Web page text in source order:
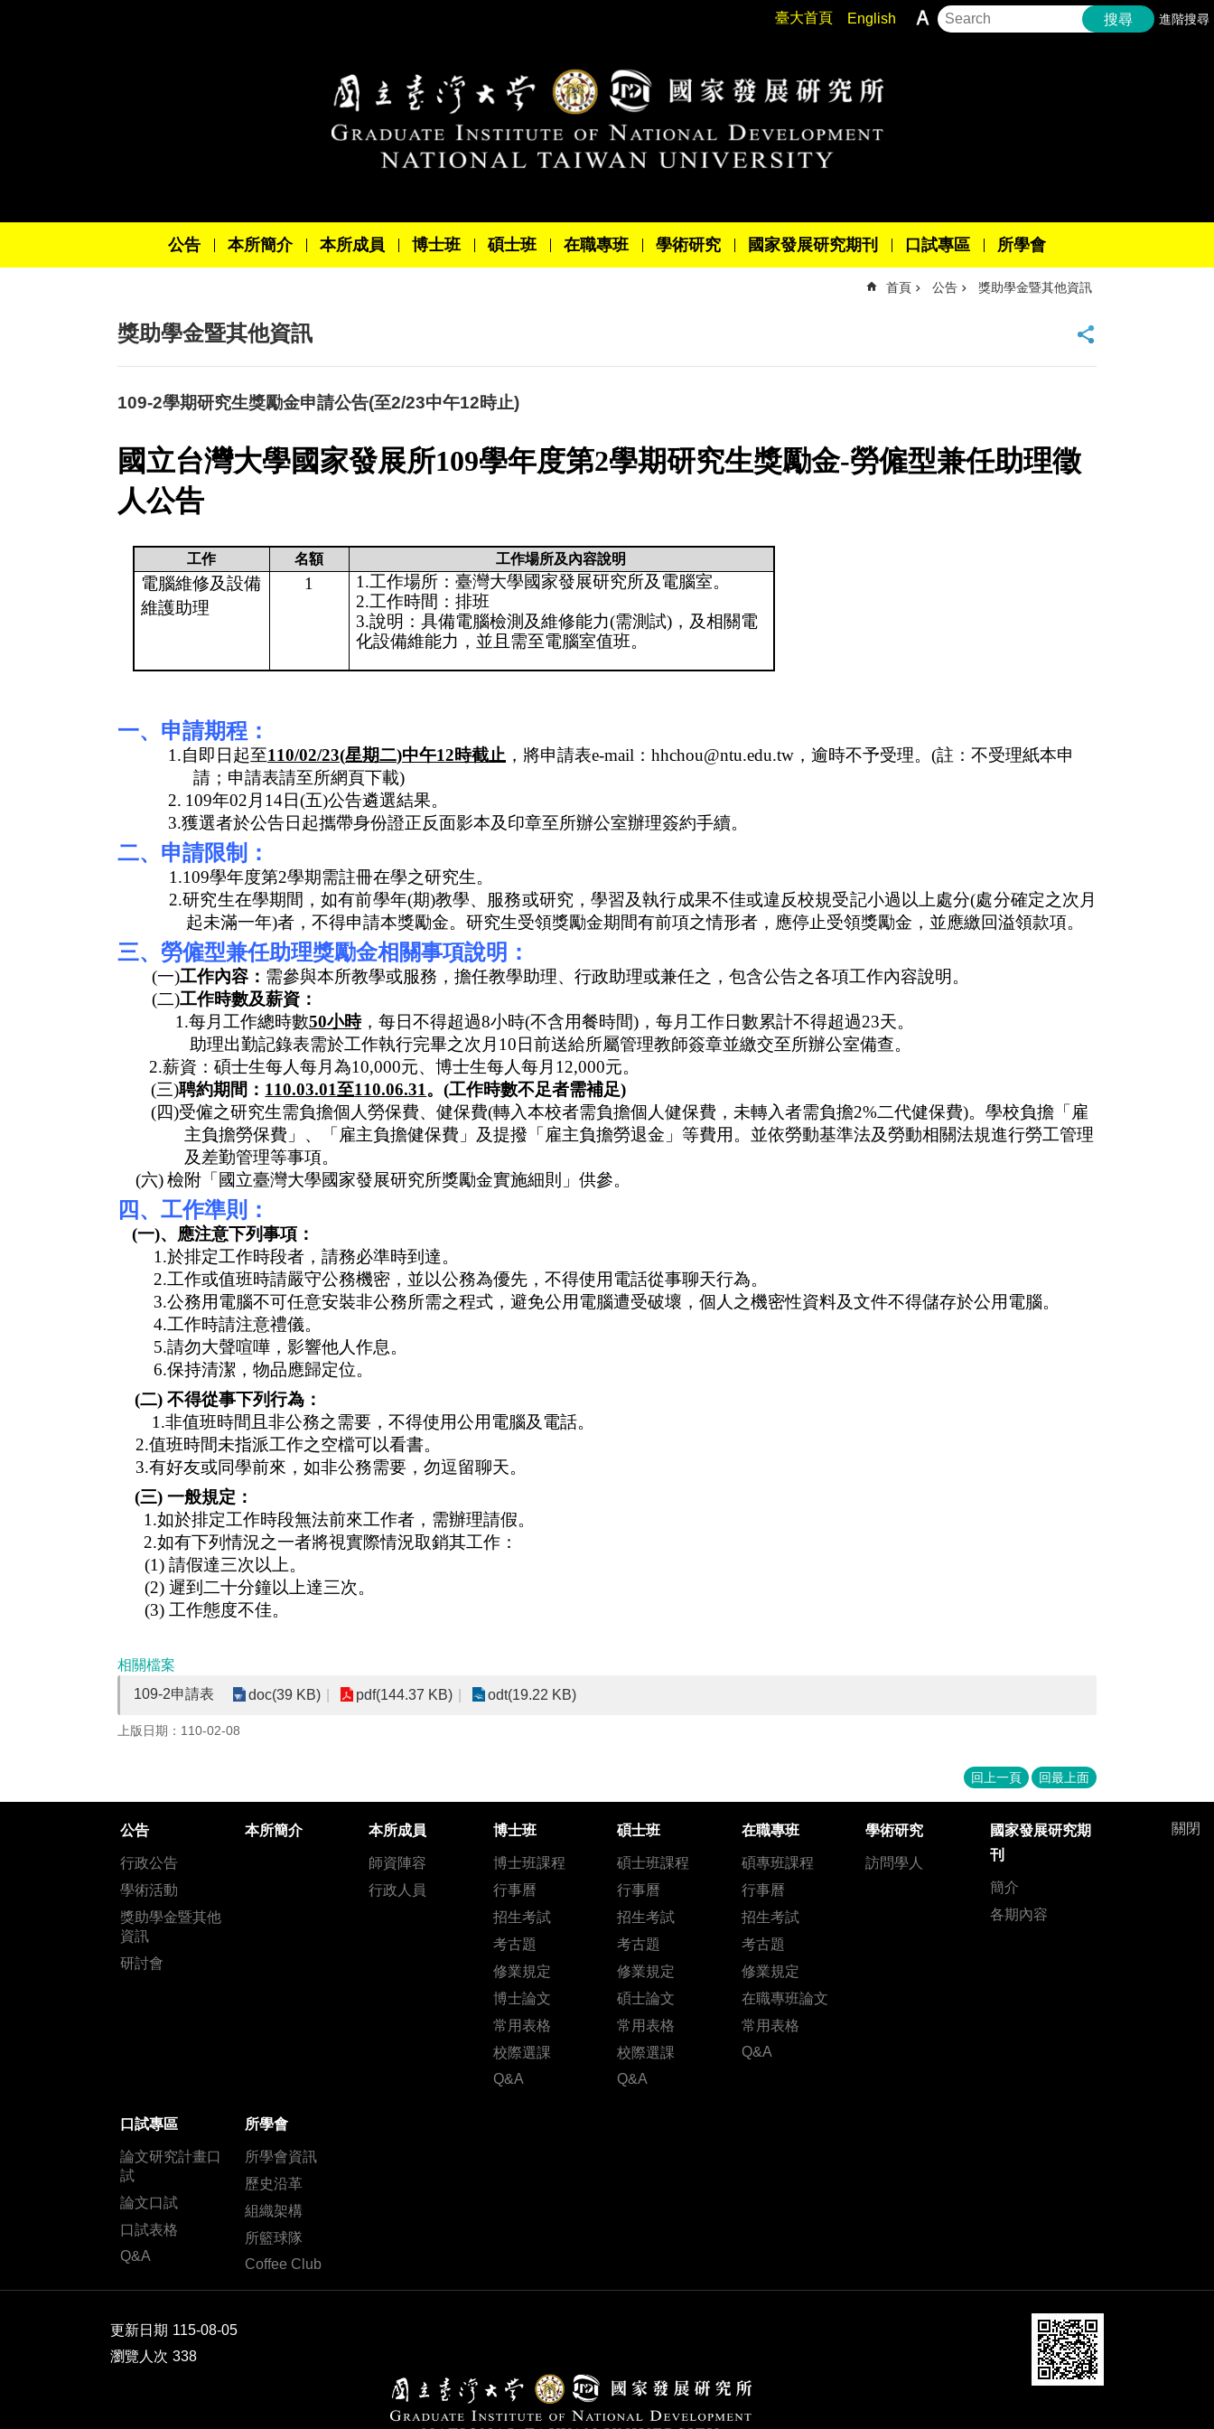
臺大首頁 English 搜尋 進階搜尋
公告 本所簡介 本所成員 博士班 碩士班 在職專班 學術研究 國家發展研究期刊 口試專區 所學會
首頁 公告 獎助學金暨其他資訊
獎助學金暨其他資訊
109-2學期研究生獎勵金申請公告(至2/23中午12時止)
國立台灣大學國家發展所109學年度第2學期研究生獎勵金-勞僱型兼任助理徵
人公告
工作 名額 工作場所及內容說明
電腦維修及設備
維護助理
1 1.工作場所：臺灣大學國家發展研究所及電腦室。
2.工作時間：排班
3.說明：具備電腦檢測及維修能力(需測試)，及相關電
化設備維能力，並且需至電腦室值班。
一、申請期程：
1.自即日起至110/02/23(星期二)中午12時截止 ，將申請表e-mail ： hhchou@ntu.edu.tw ，逾時不予受理。 (註：不受理紙本申
請；申請表請至所網頁下載)
2. 109年02 月 14日(五)公告遴選結果。
3.獲選者於公告日起攜帶身份證正反面影本及印章至所辦公室辦理簽約手續。
二、申請限制：
1.109學年度第2學期需註冊在學之研究生。
2.研究生在學期間，如有前學年(期)教學、服務或研究，學習及執行成果不佳或違反校規受記小過以上處分(處分確定之次月
起未滿一年)者，不得申請本獎勵金。研究生受領獎勵金期間有前項之情形者，應停止受領獎勵金，並應繳回溢領款項。
三、勞僱型兼任助理獎勵金相關事項說明：
(一)工作內容： 需參與本所教學或服務，擔任教學助理、行政助理或兼任之，包含公告之各項工作內容說明。
(二)工作時數及薪資：
1.每月工作總時數50小時，每日不得超過8小時(不含用餐時間) ，每月工作日數累計不得超過23天。
助理出勤記錄表需於工作執行完畢之次月 10日前送給所屬管理教師簽章並繳交至所辦公室備查。
2.薪資：碩士生每人每月為10,000元、博士生每人每月 12,000元。
(三)聘約期間： 110.03.01至110.06.31 。(工作時數不足者需補足)
(四)受僱之研究生需負擔個人勞保費、健保費(轉入本校者需負擔個人健保費，未轉入者需負擔2%二代健保費)。學校負擔「雇
主負擔勞保費」、「雇主負擔健保費」及提撥「雇主負擔勞退金」等費用。 並依勞動基準法及勞動相關法規進行勞工管理
及差勤管理等事項。
(六)檢附「國立臺灣大學國家發展研究所獎勵金實施細則」供參。
四、工作準則：
(一)、應注意下列事項：
1.於排定工作時段者，請務必準時到達。
2.工作或值班時請嚴守公務機密，並以公務為優先，不得使用電話從事聊天行為。
3.公務用電腦不可任意安裝非公務所需之程式，避免公用電腦遭受破壞，個人之機密性資料及文件不得儲存於公用電腦。
4.工作時請注意禮儀。
5.請勿大聲喧嘩，影響他人作息。
6.保持清潔，物品應歸定位。
(二) 不得從事下列行為：
1.非值班時間且非公務之需要，不得使用公用電腦及電話。
2.值班時間未指派工作之空檔可以看書。
3.有好友或同學前來，如非公務需要，勿逗留聊天。
(三) 一般規定：
1.如於排定工作時段無法前來工作者，需辦理請假。
2.如有下列情況之一者將視實際情況取銷其工作：
(1) 請假達三次以上。
(2) 遲到二十分鐘以上達三次。
(3) 工作態度不佳。
相關檔案
109-2申請表
doc(39 KB) pdf(144.37 KB) odt(19.22 KB)
上版日期：110-02-08
回上一頁 回最上面
關閉
公告
行政公告
學術活動
獎助學金暨其他
資訊
研討會
本所簡介 本所成員
師資陣容
行政人員
博士班
博士班課程
行事曆
招生考試
考古題
修業規定
博士論文
常用表格
校際選課
Q&A
碩士班
碩士班課程
行事曆
招生考試
考古題
修業規定
碩士論文
常用表格
校際選課
Q&A
在職專班
碩專班課程
行事曆
招生考試
考古題
修業規定
在職專班論文
常用表格
Q&A
學術研究
訪問學人
國家發展研究期
刊
簡介
各期內容
口試專區
論文研究計畫口
試
論文口試
口試表格
Q&A
所學會
所學會資訊
歷史沿革
組織架構
所籃球隊
Coffee Club
更新日期 115-08-05
瀏覽人次 338